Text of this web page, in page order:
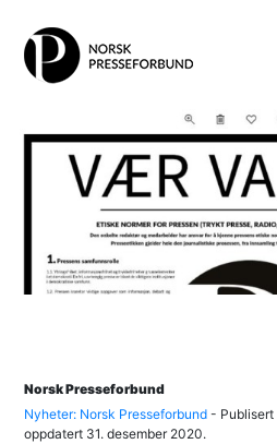
Skipp
innhold
Norsk Presseforbund
Nyheter: Norsk Presseforbund - Publisert
oppdatert 31. desember 2020.